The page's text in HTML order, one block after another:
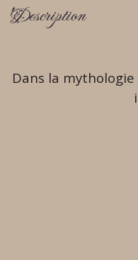
Description
Dans la